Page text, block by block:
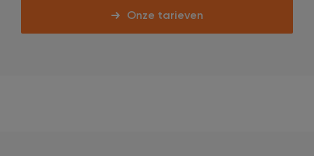
Onze tarieven